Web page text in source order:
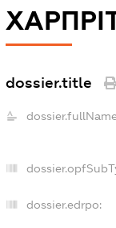
dossier.title
dossier.edrpo: